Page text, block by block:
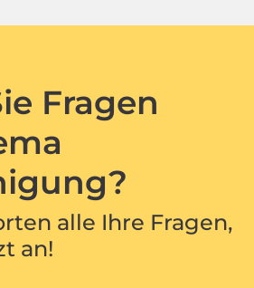
Fragen
alle Ihre Fragen,
an!